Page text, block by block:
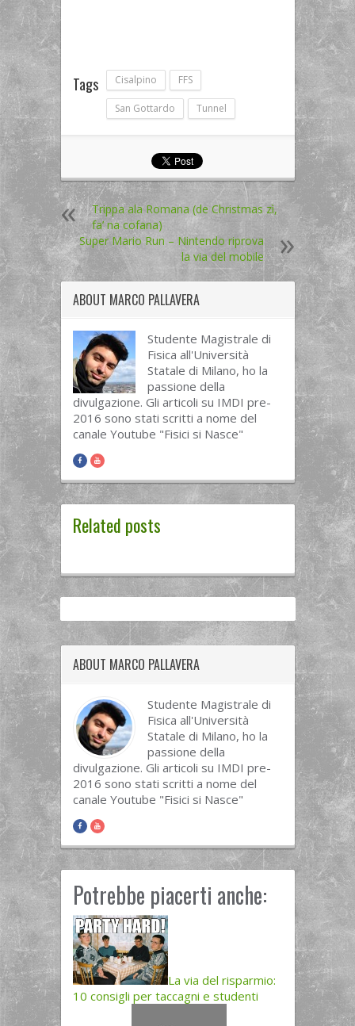
Tags Cisalpino FFS
San Gottardo Tunnel
Trippa ala Romana (de Christmas zì,
fa’ na cofana)
Super Mario Run – Nintendo riprova
la via del mobile
ABOUT MARCO PALLAVERA
Studente Magistrale di
Fisica all'Università
Statale di Milano, ho la
passione della
divulgazione. Gli articoli su IMDI pre-
2016 sono stati scritti a nome del
canale Youtube "Fisici si Nasce"
Related posts
ABOUT MARCO PALLAVERA
Studente Magistrale di
Fisica all'Università
Statale di Milano, ho la
passione della
divulgazione. Gli articoli su IMDI pre-
2016 sono stati scritti a nome del
canale Youtube "Fisici si Nasce"
Potrebbe piacerti anche:
La via del risparmio:
10 consigli per taccagni e studenti